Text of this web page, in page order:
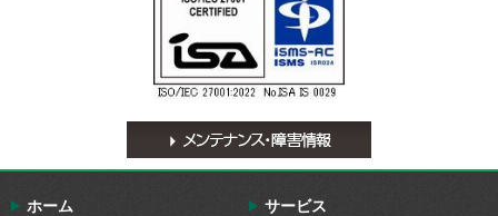
ホーム
サービス